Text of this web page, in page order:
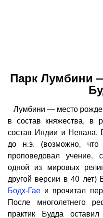
Парк Лумбини
Лумбини — место
в состав княжества, в
состав Индии и Непала.
до н.э. (возможно,
проповедовал учение,
одной из мировых
другой версии в 40 лет)
Бодх-Гае и прочитал
После многолетнего
практик Будда